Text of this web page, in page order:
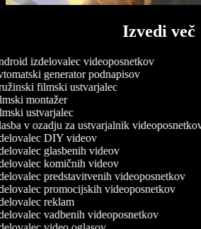
Izvedi več
izdelovalec videoposnetkov
generator podnapisov
filmski ustvarjalec
montažer
ustvarjalec
v ozadju za ustvarjalnik videoposnetkov
DIY videov
glasbenih videov
komičnih videov
predstavitvenih videoposnetkov
promocijskih videoposnetkov
reklam
vadbenih videoposnetkov